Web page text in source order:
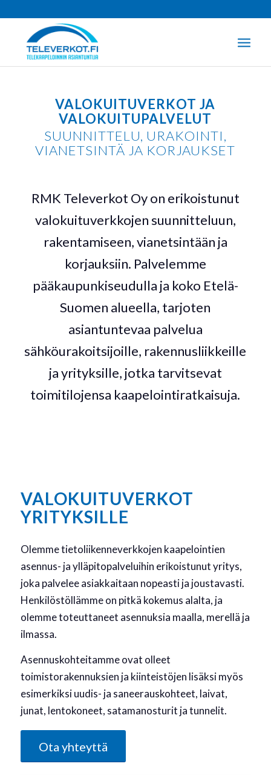
VALOKUITUVERKOT JA
VALOKUITUPALVELUT
SUUNNITTELU, URAKOINTI,
VIANETSINTÄ JA KORJAUKSET
RMK Televerkot Oy on erikoistunut
valokuituverkkojen suunnitteluun,
rakentamiseen, vianetsintään ja
korjauksiin. Palvelemme
pääkaupunkiseudulla ja koko Etelä-
Suomen alueella, tarjoten
asiantuntevaa palvelua
sähköurakoitsijoille, rakennusliikkeille
ja yrityksille, jotka tarvitsevat
toimitilojensa kaapelointiratkaisuja.
VALOKUITUVERKOT
YRITYKSILLE
Olemme tietoliikenneverkkojen kaapelointien
asennus- ja ylläpitopalveluihin erikoistunut yritys,
joka palvelee asiakkaitaan nopeasti ja joustavasti.
Henkilöstöllämme on pitkä kokemus alalta, ja
olemme toteuttaneet asennuksia maalla, merellä ja
ilmassa.
Asennuskohteitamme ovat olleet
toimistorakennuksien ja kiinteistöjen lisäksi myös
esimerkiksi uudis- ja saneerauskohteet, laivat,
junat, lentokoneet, satamanosturit ja tunnelit.
Ota yhteyttä